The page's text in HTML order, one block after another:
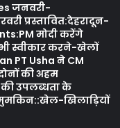
जनवरी-
प्रस्तावित:देहरादून-
मोदी करेंगे
स्वीकार करने-खेलों
PT Usha ने CM
की अहम
की उपलब्धता के
खिलाड़ियों